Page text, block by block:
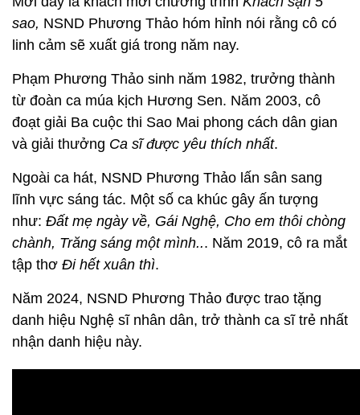
sao, NSND Phương Thảo hóm hỉnh nói rằng cô có
linh cảm sẽ xuất giá trong năm nay.
Phạm Phương Thảo sinh năm 1982, trưởng thành
từ đoàn ca múa kịch Hương Sen. Năm 2003, cô
đoạt giải Ba cuộc thi Sao Mai phong cách dân gian
và giải thưởng Ca sĩ được yêu thích nhất.
Ngoài ca hát, NSND Phương Thảo lấn sân sang
lĩnh vực sáng tác. Một số ca khúc gây ấn tượng
như: Đất mẹ ngày về, Gái Nghệ, Cho em thôi chòng
chành, Trăng sáng một mình... Năm 2019, cô ra mắt
tập thơ Đi hết xuân thì.
Năm 2024, NSND Phương Thảo được trao tặng
danh hiệu Nghệ sĩ nhân dân, trở thành ca sĩ trẻ nhất
nhận danh hiệu này.